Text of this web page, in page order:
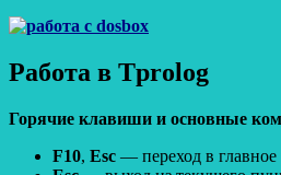
Работа в Tprolog
Горячие клавиши и основные
F10, Esc — переход в